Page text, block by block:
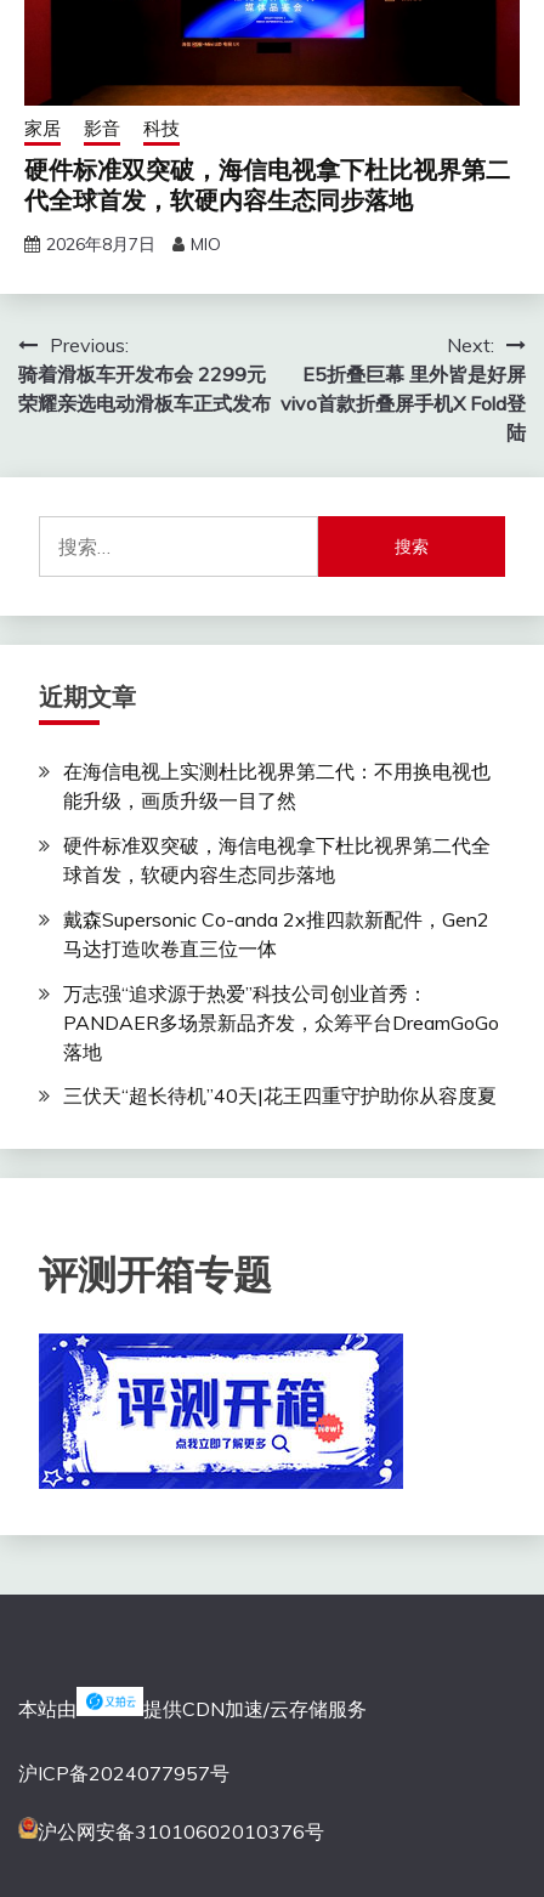
家居 影音 科技
硬件标准双突破，海信电视拿下杜比视界第二
代全球首发，软硬内容生态同步落地
2026年8月7日 MIO
文
章
航
Previous:
骑着滑板车开发布会 2299元
荣耀亲选电动滑板车正式发布
Next:
E5折叠巨幕 里外皆是好屏
vivo首款折叠屏手机X Fold登
陆
索：
近期文章
在海信电视上实测杜比视界第二代：不用换电视也
能升级，画质升级一目了然
硬件标准双突破，海信电视拿下杜比视界第二代全
球首发，软硬内容生态同步落地
戴森Supersonic Co-anda 2x推四款新配件，Gen2
马达打造吹卷直三位一体
万志强“追求源于热爱”科技公司创业首秀：
PANDAER多场景新品齐发，众筹平台DreamGoGo
落地
三伏天“超长待机”40天|花王四重守护助你从容度夏
评测开箱专题
本站由 提供CDN加速/云存储服务
沪ICP备2024077957号
沪公网安备31010602010376号